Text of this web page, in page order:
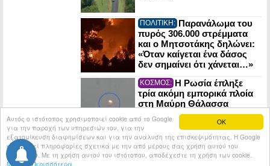
OK
Αυτός ο ιστότοπος χρησιμοποιεί cookie από το Google
για την παροχή των υπηρεσιών του, για την
εξατομίκευση διαφημίσεων και για την ανάλυση της επισκεψιμότητας. Η Google
κοινοποιεί πληροφορίες σχετικά με την από μέρους σας χρήση αυτού του
ιστότοπου. Με τη χρήση αυτού του ιστότοπου, αποδέχεστε τη χρήση των cookie.
Μάθετε Περισσότερα
ΠΟΛΙΤΙΚΗ: Παρανάλωμα του
πυρός 306.000 στρέμματα
και ο Μητσοτάκης δηλώνει:
«Όταν καίγεται ένα δάσος
δεν σημαίνει ότι χάνεται…»
ΚΟΣΜΟΣ: Η Ρωσία έπληξε
τρία ακόμη εμπορικά πλοία
στη Μαύρη Θάλασσα
© 2026 Tribune.gr All rights reserved.
Entries RSS
Κατασκευή Ιστοσελίδων tcp.gr Project - V2